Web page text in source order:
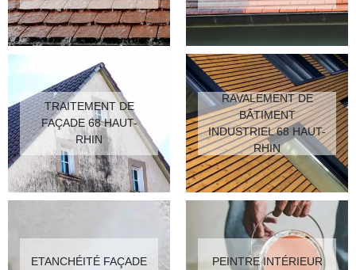
TRAITEMENT DE
FAÇADE 68 HAUT-
RHIN
RAVALEMENT DE
BÂTIMENT
INDUSTRIEL 68 HAUT-
RHIN
ETANCHÉITÉ FAÇADE
PEINTRE INTÉRIEUR